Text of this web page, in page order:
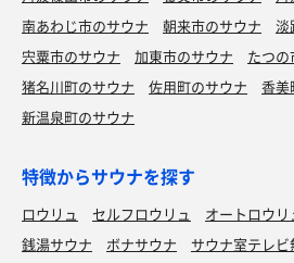
南あわじ市のサウナ
朝来市のサウナ
淡
宍粟市のサウナ
加東市のサウナ
たつ
猪名川町のサウナ
佐用町のサウナ
香美
新温泉町のサウナ
特徴からサウナを探す
ロウリュ セルフロウリュ オートロウリ
銭湯サウナ
ボナサウナ サウナ室テレビ